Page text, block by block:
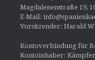
Magdalenenstraße 19,
E-Mail:
Vorsitzender: Harald
Kontoverbindung für
Kontoinhaber: